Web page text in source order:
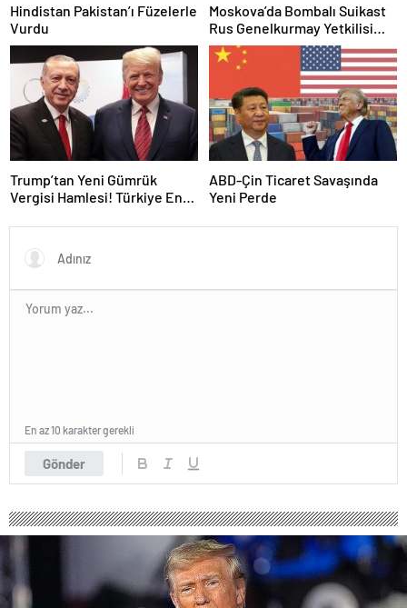
Hindistan Pakistan’ı Füzelerle
Vurdu
Moskova’da Bombalı Suikast
Rus Genelkurmay Yetkilisi
Hayatını Kaybetti
Trump’tan Yeni Gümrük
Vergisi Hamlesi! Türkiye En
Aldı
ABD-Çin Ticaret Savaşında
Yeni Perde
Gönder
En az 10 karakter gerekli